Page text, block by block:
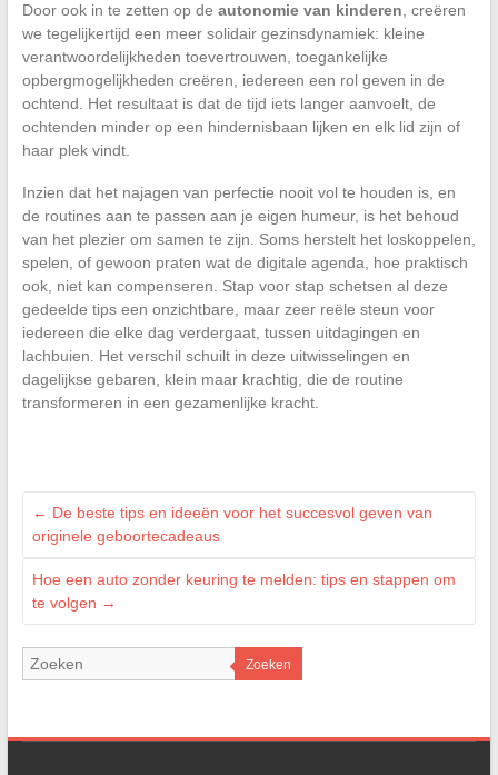
Door ook in te zetten op de autonomie van kinderen , creëren
we tegelijkertijd een meer solidair gezinsdynamiek: kleine
verantwoordelijkheden toevertrouwen, toegankelijke
opbergmogelijkheden creëren, iedereen een rol geven in de
ochtend. Het resultaat is dat de tijd iets langer aanvoelt, de
ochtenden minder op een hindernisbaan lijken en elk lid zijn of
haar plek vindt.
Inzien dat het najagen van perfectie nooit vol te houden is, en
de routines aan te passen aan je eigen humeur, is het behoud
van het plezier om samen te zijn. Soms herstelt het loskoppelen,
spelen, of gewoon praten wat de digitale agenda, hoe praktisch
ook, niet kan compenseren. Stap voor stap schetsen al deze
gedeelde tips een onzichtbare, maar zeer reële steun voor
iedereen die elke dag verdergaat, tussen uitdagingen en
lachbuien. Het verschil schuilt in deze uitwisselingen en
dagelijkse gebaren, klein maar krachtig, die de routine
transformeren in een gezamenlijke kracht.
← De beste tips en ideeën voor het succesvol geven van
originele geboortecadeaus
Hoe een auto zonder keuring te melden: tips en stappen om
te volgen →
Zoeken